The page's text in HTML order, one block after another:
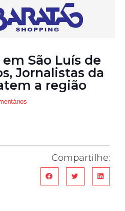
São Luís de
Jornalistas da
a região
Compartilhe: